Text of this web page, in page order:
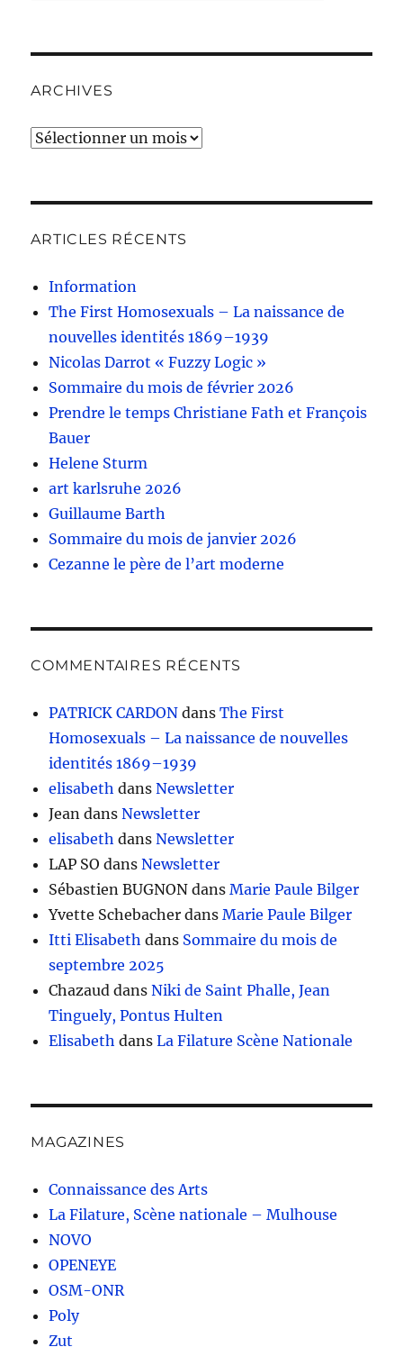
ARCHIVES
Archives
ARTICLES RÉCENTS
Information
The First Homosexuals – La naissance de
nouvelles identités 1869–1939
Nicolas Darrot « Fuzzy Logic »
Sommaire du mois de février 2026
Prendre le temps Christiane Fath et François
Bauer
Helene Sturm
art karlsruhe 2026
Guillaume Barth
Sommaire du mois de janvier 2026
Cezanne le père de l’art moderne
COMMENTAIRES RÉCENTS
PATRICK CARDON dansThe First
Homosexuals – La naissance de nouvelles
identités 1869–1939
elisabeth dansNewsletter
Jean dansNewsletter
elisabeth dansNewsletter
LAP SO dansNewsletter
Sébastien BUGNON dansMarie Paule Bilger
Yvette Schebacher dansMarie Paule Bilger
Itti Elisabeth dans Sommaire du mois de
septembre 2025
Chazaud dansNiki de Saint Phalle, Jean
Tinguely, Pontus Hulten
Elisabeth dansLa Filature Scène Nationale
MAGAZINES
Connaissance des Arts
La Filature, Scène nationale – Mulhouse
NOVO
OPENEYE
OSM-ONR
Poly
Zut